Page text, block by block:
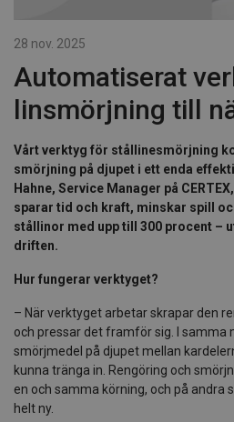
28 nov. 2025
Automatiserat
linsmörjning till
Vårt verktyg för stållinesmörjning
smörjning på djupet i ett enda
Hahne, Service Manager på
sparar tid och kraft, minskar spill
stållinor med upp till 300 procent –
driften.
Hur fungerar verktyget?
– När verktyget arbetar skrapar den
och pressar det framför sig. I samma
smörjmedel på djupet mellan
kunna tränga in. Rengöring och
en och samma körning, och på andra
helt ny.